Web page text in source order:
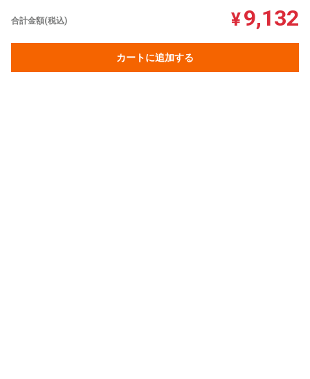
合計金額(税込) ¥9,132
カートに追加する